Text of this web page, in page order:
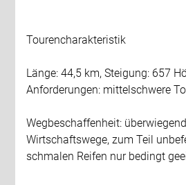
Tourencharakteristik
Länge: 44,5 km, Steigung: 657
Anforderungen: mittelschwere
Wegbeschaffenheit:
Wirtschaftswege, zum Teil
schmalen Reifen nur bedingt